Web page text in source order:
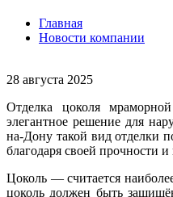
Главная
Новости компании
28 августа 2025
Отделка цоколя
элегантное решение для
на-Дону такой вид отделки
благодаря своей прочности
Цоколь — считается
цоколь должен быть